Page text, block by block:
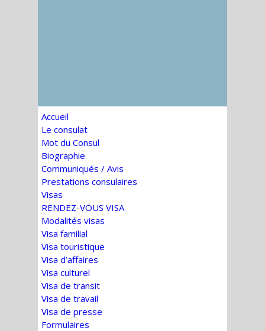
Accueil
Le consulat
Mot du Consul
Biographie
Communiqués / Avis
Prestations consulaires
Visas
RENDEZ-VOUS VISA
Modalités visas
Visa familial
Visa touristique
Visa d’affaires
Visa culturel
Visa de transit
Visa de travail
Visa de presse
Formulaires